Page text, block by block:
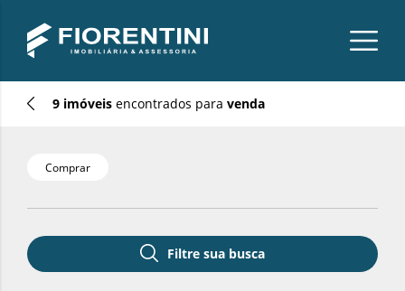
9 imóveis encontrados paravenda
Comprar
Filtre sua busca